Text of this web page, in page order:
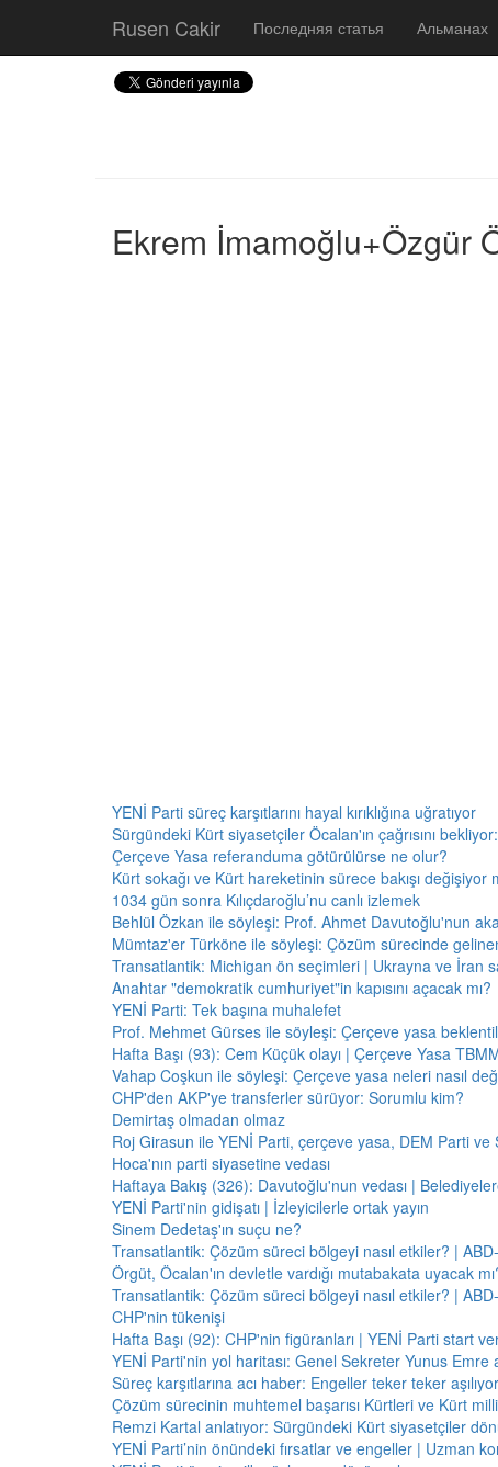
Rusen Cakir Последняя статья Альманах
Ekrem İmamoğlu+Özgür
YENİ Parti süreç karşıtlarını hayal kırıklığına uğratıyor
Sürgündeki Kürt siyasetçiler Öcalan'ın çağrısını
Çerçeve Yasa referanduma götürülürse ne olur?
Kürt sokağı ve Kürt hareketinin sürece bakışı değişiyor
1034 gün sonra Kılıçdaroğlu’nu canlı izlemek
Behlül Özkan ile söyleşi: Prof. Ahmet Davutoğlu'nun
Mümtaz'er Türköne ile söyleşi: Çözüm sürecinde
Transatlantik: Michigan ön seçimleri | Ukrayna ve İran
Anahtar "demokratik cumhuriyet"in kapısını açacak mı?
YENİ Parti: Tek başına muhalefet
Prof. Mehmet Gürses ile söyleşi: Çerçeve yasa
Hafta Başı (93): Cem Küçük olayı | Çerçeve Yasa
Vahap Coşkun ile söyleşi: Çerçeve yasa neleri nasıl
CHP'den AKP'ye transferler sürüyor: Sorumlu kim?
Demirtaş olmadan olmaz
Roj Girasun ile YENİ Parti, çerçeve yasa, DEM Parti
Hoca'nın parti siyasetine vedası
Haftaya Bakış (326): Davutoğlu'nun vedası |
YENİ Parti'nin gidişatı | İzleyicilerle ortak yayın
Sinem Dedetaş'ın suçu ne?
Transatlantik: Çözüm süreci bölgeyi nasıl etkiler? |
Örgüt, Öcalan'ın devletle vardığı mutabakata uyacak
Transatlantik: Çözüm süreci bölgeyi nasıl etkiler? |
CHP'nin tükenişi
Hafta Başı (92): CHP'nin figüranları | YENİ Parti start
YENİ Parti'nin yol haritası: Genel Sekreter Yunus Emre
Süreç karşıtlarına acı haber: Engeller teker teker aşılıyor
Çözüm sürecinin muhtemel başarısı Kürtleri ve Kürt
Remzi Kartal anlatıyor: Sürgündeki Kürt siyasetçiler
YENİ Parti’nin önündeki fırsatlar ve engeller | Uzman